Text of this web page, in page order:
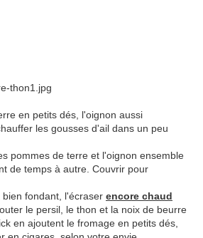
en petits dés, l'oignon aussi
les gousses d'ail dans un peu
pommes de terre et l'oignon ensemble
de temps à autre. Couvrir pour
fondant, l'écraser encore chaud
le persil, le thon et la noix de beurre
en ajoutent le fromage en petits dés,